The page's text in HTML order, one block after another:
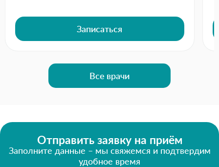
Записаться
Все врачи
Отправить заявку на приём
Заполните данные – мы свяжемся и подтвердим
удобное время